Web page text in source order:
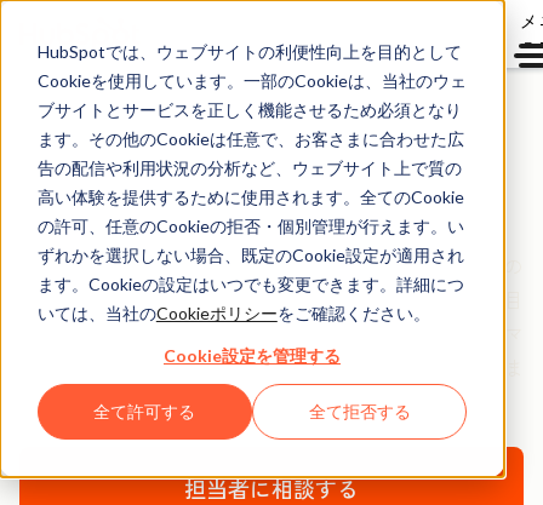
HubSpotでは、ウェブサイトの利便性向上を目的として
Cookieを使用しています。一部のCookieは、当社のウェ
ブサイトとサービスを正しく機能させるため必須となり
ます。その他のCookieは任意で、お客さまに合わせた広
告の配信や利用状況の分析など、ウェブサイト上で質の
高い体験を提供するために使用されます。全てのCookie
の許可、任意のCookieの拒否・個別管理が行えます。い
ずれかを選択しない場合、既定のCookie設定が適用され
ます。Cookieの設定はいつでも変更できます。詳細につ
いては、当社のCookieポリシーをご確認ください。
Cookie設定を管理する
全て許可する 全て拒否する
Service Hub導入支援
Service Hubの導入に関する技術的なアドバイスのほか、
HubSpotを活用してカスタマーサービスを向上するための
役立つヒントを提供いたします。お客さまの組織構成や目
標、お使いのツールに基づき、導入支援プランをカスタマ
イズすることで、お客さまをきめ細かくサポートいたしま
す。
担当者に相談する